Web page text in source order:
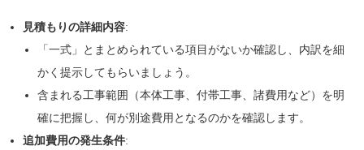
見積もりの詳細内容:
「一式」とまとめられている項目がないか確認し、内訳を細
かく提示してもらいましょう。
含まれる工事範囲（本体工事、付帯工事、諸費用など）を明
確に把握し、何が別途費用となるのかを確認します。
追加費用の発生条件: